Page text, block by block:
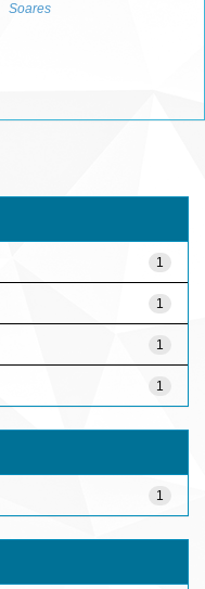
Soares
1
1
1
1
1